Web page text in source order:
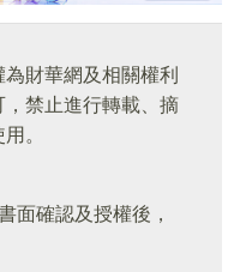
財華網及相關權利
，禁止進行轉載、摘
。
面確認及授權後，